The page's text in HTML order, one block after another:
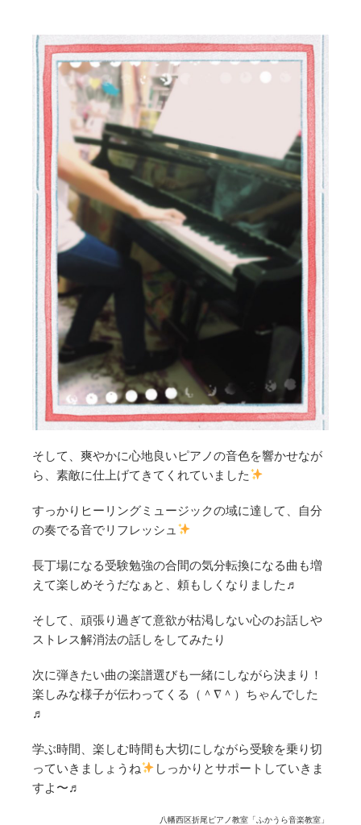
そして、爽やかに心地良いピアノの音色を響かせなが
ら、素敵に仕上げてきてくれていました
すっかりヒーリングミュージックの域に達して、自分
の奏でる音でリフレッシュ
長丁場になる受験勉強の合間の気分転換になる曲も増
えて楽しめそうだなぁと、頼もしくなりました♬
そして、頑張り過ぎて意欲が枯渇しない心のお話しや
ストレス解消法の話しをしてみたり
次に弾きたい曲の楽譜選びも一緒にしながら決まり！
楽しみな様子が伝わってくる（＾∇＾）ちゃんでした
♬
学ぶ時間、楽しむ時間も大切にしながら受験を乗り切
っていきましょうね
しっかりとサポートしていきま
すよ〜♬
八幡西区折尾ピアノ教室「ふかうら音楽教室」